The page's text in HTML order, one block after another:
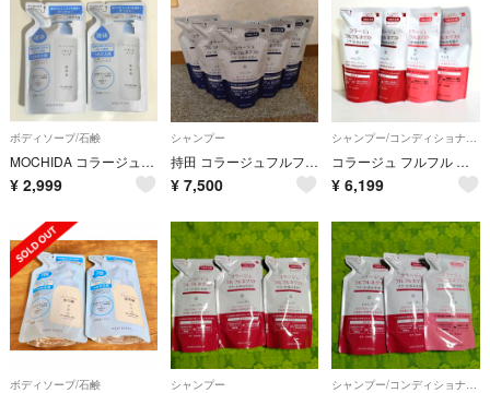
ボディソープ/石鹸
MOCHIDA コラージュフルフル 液体石鹸 つめかえ用 200mL 2個セット
¥ 2,999
シャンプー
持田 コラージュフルフルNシャンプーさらさら替え 280ml×５袋
¥ 7,500
コラージュ フルフル ネクスト シャンプー なめらか × 2 & リンス × 2 詰め替え
¥ 6,199
ボディソープ/石鹸 シャンプー シャンプー/コンディショナーセット